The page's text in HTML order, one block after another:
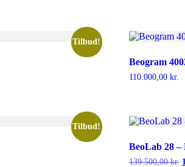
Tilbud!
Beogram
110.000,00 kr.
Tilbud!
BeoLab 28
139.500,00kr.